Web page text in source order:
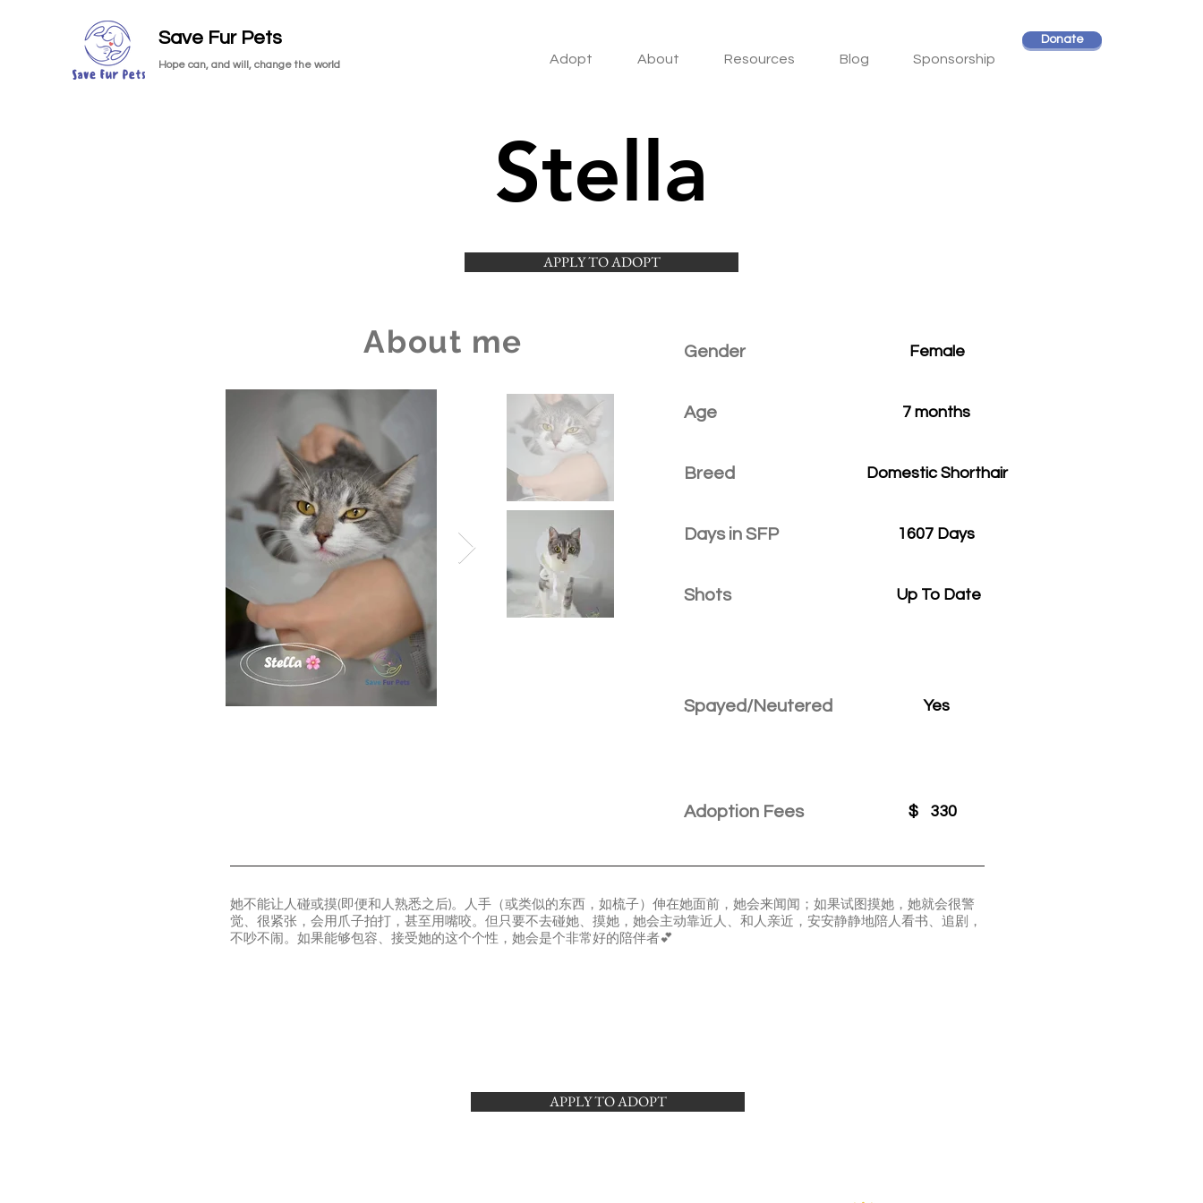
Save Fur Pets
Hope can, and will, change the world Adopt About Resources Blog Sponsorship
Donate
Stella
APPLY TO ADOPT
About me Gender
Age
Breed
Days in SFP
Shots
Female
7 months
Domestic Shorthair
1607 Days
Up To Date
Spayed/Neutered Yes
Adoption Fees $ 330
️️她不能让人碰或摸(即便和人熟悉之后)。人手（或类似的东西，如梳子）伸在她面前，她会来闻闻；如果试图摸她，她就会很警
觉、很紧张，会用爪子拍打，甚至用嘴咬。但只要不去碰她、摸她，她会主动靠近人、和人亲近，安安静静地陪人看书、追剧，
不吵不闹。如果能够包容、接受她的这个个性，她会是个非常好的陪伴者💕
APPLY TO ADOPT